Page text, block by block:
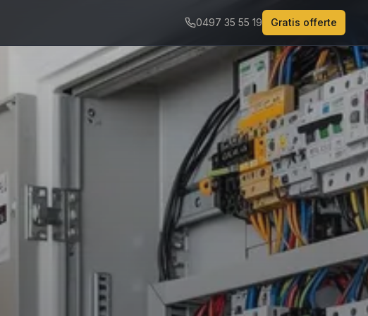
0497 35 55 19 Gratis offerte